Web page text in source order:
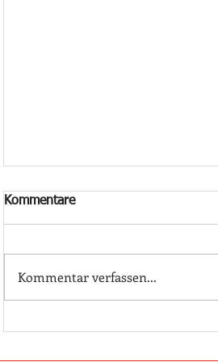
Kommentare
Kommentar verfassen...